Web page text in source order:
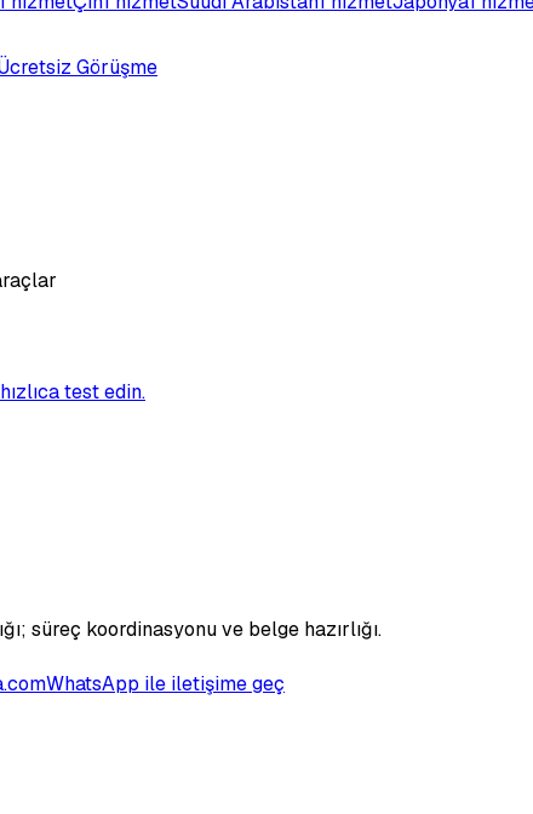
Görüşme
test edin.
süreç koordinasyonu ve belge hazırlığı.
WhatsApp ile iletişime geç